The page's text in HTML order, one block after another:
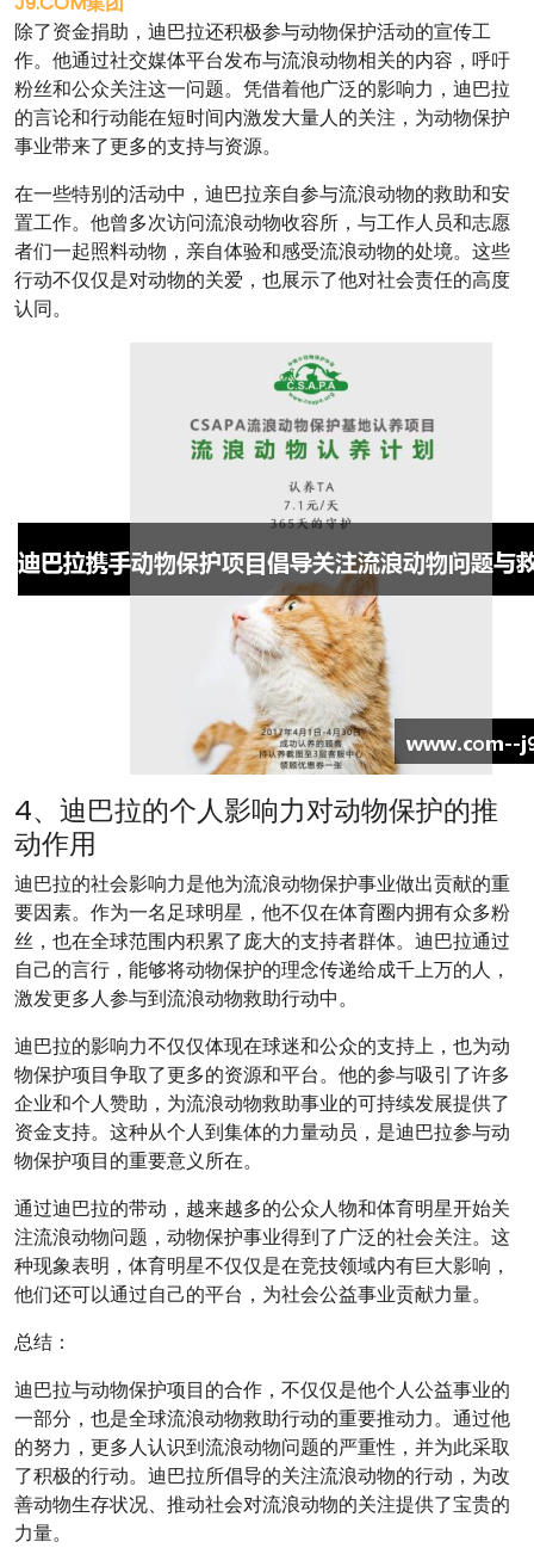
除了资金捐助，迪巴拉还积极参与动物保护活动的宣传工
作。他通过社交媒体平台发布与流浪动物相关的内容，呼吁
粉丝和公众关注这一问题。凭借着他广泛的影响力，迪巴拉
的言论和行动能在短时间内激发大量人的关注，为动物保护
事业带来了更多的支持与资源。
在一些特别的活动中，迪巴拉亲自参与流浪动物的救助和安
置工作。他曾多次访问流浪动物收容所，与工作人员和志愿
者们一起照料动物，亲自体验和感受流浪动物的处境。这些
行动不仅仅是对动物的关爱，也展示了他对社会责任的高度
认同。
4、迪巴拉的个人影响力对动物保护的推
动作用
迪巴拉的社会影响力是他为流浪动物保护事业做出贡献的重
要因素。作为一名足球明星，他不仅在体育圈内拥有众多粉
丝，也在全球范围内积累了庞大的支持者群体。迪巴拉通过
自己的言行，能够将动物保护的理念传递给成千上万的人，
激发更多人参与到流浪动物救助行动中。
迪巴拉的影响力不仅仅体现在球迷和公众的支持上，也为动
物保护项目争取了更多的资源和平台。他的参与吸引了许多
企业和个人赞助，为流浪动物救助事业的可持续发展提供了
资金支持。这种从个人到集体的力量动员，是迪巴拉参与动
物保护项目的重要意义所在。
通过迪巴拉的带动，越来越多的公众人物和体育明星开始关
注流浪动物问题，动物保护事业得到了广泛的社会关注。这
种现象表明，体育明星不仅仅是在竞技领域内有巨大影响，
他们还可以通过自己的平台，为社会公益事业贡献力量。
总结：
迪巴拉与动物保护项目的合作，不仅仅是他个人公益事业的
一部分，也是全球流浪动物救助行动的重要推动力。通过他
的努力，更多人认识到流浪动物问题的严重性，并为此采取
了积极的行动。迪巴拉所倡导的关注流浪动物的行动，为改
善动物生存状况、推动社会对流浪动物的关注提供了宝贵的
力量。